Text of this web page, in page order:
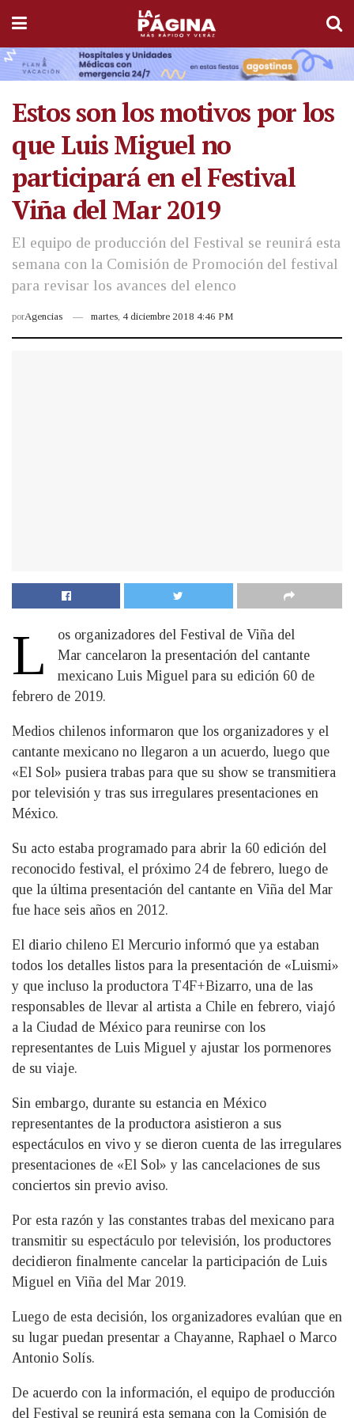
Estos son los motivos por los
que Luis Miguel no
participará en el Festival
Viña del Mar 2019
El equipo de producción del Festival se reunirá esta
semana con la Comisión de Promoción del festival
para revisar los avances del elenco
porAgencias martes, 4 diciembre 2018 4:46 PM
L
os organizadores del Festival de Viña del
Mar cancelaron la presentación del cantante
mexicano Luis Miguel para su edición 60 de
febrero de 2019.
Medios chilenos informaron que los organizadores y el
cantante mexicano no llegaron a un acuerdo, luego que
«El Sol» pusiera trabas para que su show se transmitiera
por televisión y tras sus irregulares presentaciones en
México.
Su acto estaba programado para abrir la 60 edición del
reconocido festival, el próximo 24 de febrero, luego de
que la última presentación del cantante en Viña del Mar
fue hace seis años en 2012.
El diario chileno El Mercurio informó que ya estaban
todos los detalles listos para la presentación de «Luismi»
y que incluso la productora T4F+Bizarro, una de las
responsables de llevar al artista a Chile en febrero, viajó
a la Ciudad de México para reunirse con los
representantes de Luis Miguel y ajustar los pormenores
de su viaje.
Sin embargo, durante su estancia en México
representantes de la productora asistieron a sus
espectáculos en vivo y se dieron cuenta de las irregulares
presentaciones de «El Sol» y las cancelaciones de sus
conciertos sin previo aviso.
Por esta razón y las constantes trabas del mexicano para
transmitir su espectáculo por televisión, los productores
decidieron finalmente cancelar la participación de Luis
Miguel en Viña del Mar 2019.
Luego de esta decisión, los organizadores evalúan que en
su lugar puedan presentar a Chayanne, Raphael o Marco
Antonio Solís.
De acuerdo con la información, el equipo de producción
del Festival se reunirá esta semana con la Comisión de